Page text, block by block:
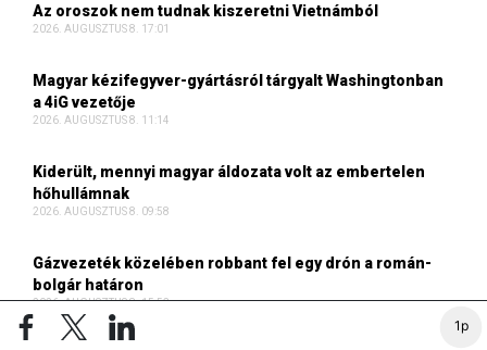
1p
Az oroszok nem tudnak kiszeretni Vietnámból
2026. AUGUSZTUS 8. 17:01
Magyar kézifegyver-gyártásról tárgyalt Washingtonban
a 4iG vezetője
2026. AUGUSZTUS 8. 11:14
Kiderült, mennyi magyar áldozata volt az embertelen
hőhullámnak
2026. AUGUSZTUS 8. 09:58
Gázvezeték közelében robbant fel egy drón a román-
bolgár határon
2026. AUGUSZTUS 8. 15:53